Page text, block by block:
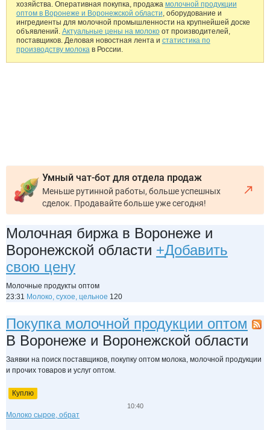
хозяйства. Оперативная покупка, продажа молочной продукции
оптом в Воронеже и Воронежской области, оборудование и
ингредиенты для молочной промышленности на крупнейшей доске
объявлений. Актуальные цены на молокоот производителей,
поставщиков. Деловая новостная лента и статистика по
производству молокав России.
Умный чат-бот для отдела продаж
Меньше рутинной работы, больше успешных
сделок. Продавайте больше уже сегодня!
Молочная биржа в Воронеже и
Воронежской области +Добавить
свою цену
Молочные продукты оптом
23:31 Молоко, сухое, цельное 120
Покупка молочной продукции оптом
В Воронеже и Воронежской области
Заявки на поиск поставщиков, покупку оптом молока, молочной продукции
и прочих товаров и услуг оптом.
Куплю
10:40
Молоко сырое, обрат